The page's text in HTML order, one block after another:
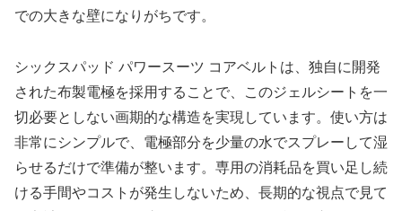
での大きな壁になりがちです。
シックスパッド パワースーツ コアベルトは、独自に開発
された布製電極を採用することで、このジェルシートを一
切必要としない画期的な構造を実現しています。使い方は
非常にシンプルで、電極部分を少量の水でスプレーして湿
らせるだけで準備が整います。専用の消耗品を買い足し続
ける手間やコストが発生しないため、長期的な視点で見て